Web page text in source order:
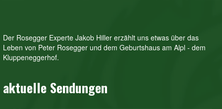
Der Rosegger Experte Jakob Hiller erzählt uns etwas über das
Leben von Peter Rosegger und dem Geburtshaus am Alpl - dem
Kluppeneggerhof.
aktuelle Sendungen